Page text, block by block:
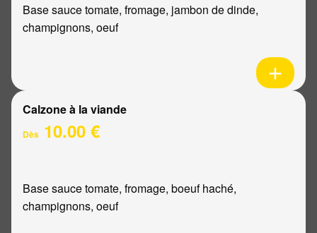
Base sauce tomate, fromage, jambon de dinde,
champignons, oeuf
Calzone à la viande
Dès 10.00 €
Base sauce tomate, fromage, boeuf haché,
champignons, oeuf